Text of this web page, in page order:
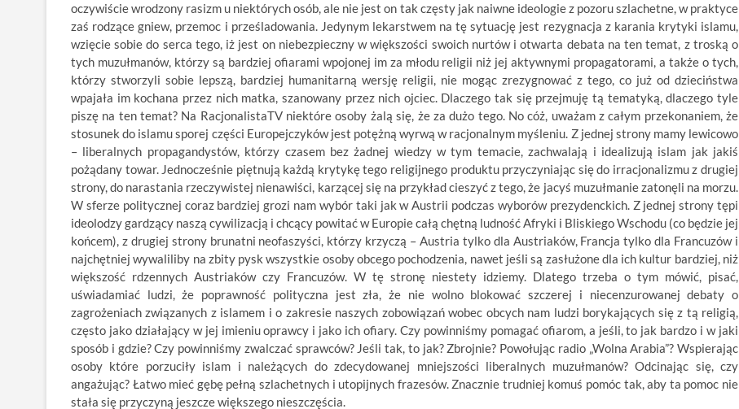
oczywiście wrodzony rasizm u niektórych osób, ale nie jest on tak częsty jak naiwne ideologie z pozoru szlachetne, w praktyce
zaś rodzące gniew, przemoc i prześladowania. Jedynym lekarstwem na tę sytuację jest rezygnacja z karania krytyki islamu,
wzięcie sobie do serca tego, iż jest on niebezpieczny w większości swoich nurtów i otwarta debata na ten temat, z troską o
tych muzułmanów, którzy są bardziej ofiarami wpojonej im za młodu religii niż jej aktywnymi propagatorami, a także o tych,
którzy stworzyli sobie lepszą, bardziej humanitarną wersję religii, nie mogąc zrezygnować z tego, co już od dzieciństwa
wpajała im kochana przez nich matka, szanowany przez nich ojciec. Dlaczego tak się przejmuję tą tematyką, dlaczego tyle
piszę na ten temat? Na RacjonalistaTV niektóre osoby żalą się, że za dużo tego. No cóż, uważam z całym przekonaniem, że
stosunek do islamu sporej części Europejczyków jest potężną wyrwą w racjonalnym myśleniu. Z jednej strony mamy lewicowo
– liberalnych propagandystów, którzy czasem bez żadnej wiedzy w tym temacie, zachwalają i idealizują islam jak jakiś
pożądany towar. Jednocześnie piętnują każdą krytykę tego religijnego produktu przyczyniając się do irracjonalizmu z drugiej
strony, do narastania rzeczywistej nienawiści, karzącej się na przykład cieszyć z tego, że jacyś muzułmanie zatonęli na morzu.
W sferze politycznej coraz bardziej grozi nam wybór taki jak w Austrii podczas wyborów prezydenckich. Z jednej strony tępi
ideolodzy gardzący naszą cywilizacją i chcący powitać w Europie całą chętną ludność Afryki i Bliskiego Wschodu (co będzie jej
końcem), z drugiej strony brunatni neofaszyści, którzy krzyczą – Austria tylko dla Austriaków, Francja tylko dla Francuzów i
najchętniej wywaliliby na zbity pysk wszystkie osoby obcego pochodzenia, nawet jeśli są zasłużone dla ich kultur bardziej, niż
większość rdzennych Austriaków czy Francuzów. W tę stronę niestety idziemy. Dlatego trzeba o tym mówić, pisać,
uświadamiać ludzi, że poprawność polityczna jest zła, że nie wolno blokować szczerej i niecenzurowanej debaty o
zagrożeniach związanych z islamem i o zakresie naszych zobowiązań wobec obcych nam ludzi borykających się z tą religią,
często jako działający w jej imieniu oprawcy i jako ich ofiary. Czy powinniśmy pomagać ofiarom, a jeśli, to jak bardzo i w jaki
sposób i gdzie? Czy powinniśmy zwalczać sprawców? Jeśli tak, to jak? Zbrojnie? Powołując radio „Wolna Arabia”? Wspierając
osoby które porzuciły islam i należących do zdecydowanej mniejszości liberalnych muzułmanów? Odcinając się, czy
angażując? Łatwo mieć gębę pełną szlachetnych i utopijnych frazesów. Znacznie trudniej komuś pomóc tak, aby ta pomoc nie
stała się przyczyną jeszcze większego nieszczęścia.